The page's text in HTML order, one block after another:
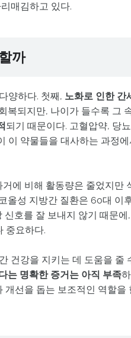
매김하고 있다.
까
양하다. 첫째, 노화로 인한 간
복되지만, 나이가 들수록 그
되기 때문이다. 고혈압약, 당
이 약물들을 대사하는 과정
에 비해 활동량은 줄었지만
올성 지방간 질환은 60대 이
호를 잘 보내지 않기 때문
중요하다.
건강을 지키는 데 도움을 줄
는 명확한 증거는 아직 부족
선을 돕는 보조적인 역할